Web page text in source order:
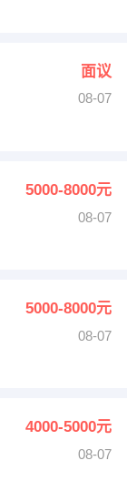
面议
08-07
5000-8000元
08-07
5000-8000元
08-07
4000-5000元
08-07